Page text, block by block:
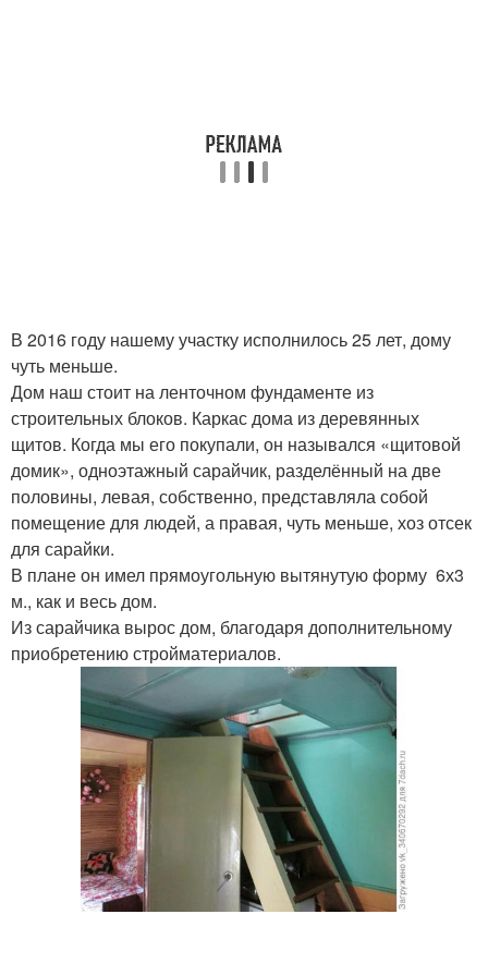
В 2016 году нашему участку исполнилось 25 лет, дому
чуть меньше.
Дом наш стоит на ленточном фундаменте из
строительных блоков. Каркас дома из деревянных
щитов. Когда мы его покупали, он назывался «щитовой
домик», одноэтажный сарайчик, разделённый на две
половины, левая, собственно, представляла собой
помещение для людей, а правая, чуть меньше, хоз отсек
для сарайки.
В плане он имел прямоугольную вытянутую форму 6х3
м., как и весь дом.
Из сарайчика вырос дом, благодаря дополнительному
приобретению стройматериалов.